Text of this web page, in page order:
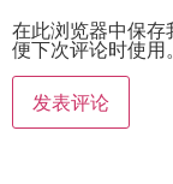
在此浏览器中保存
便下次评论时使用。